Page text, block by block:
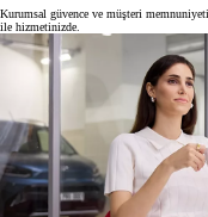
Kurumsal güvence ve müşteri
ile hizmetinizde.